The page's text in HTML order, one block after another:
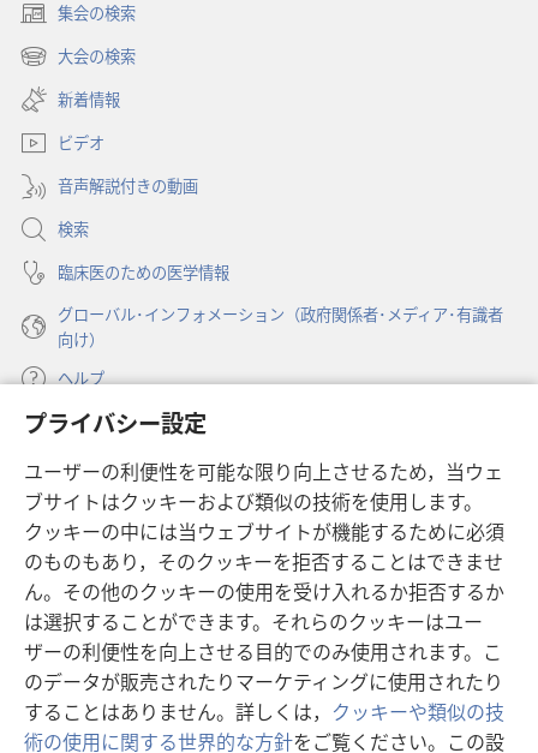
プライバシー設定
ユーザーの利便性を可能な限り向上させるため，当ウェ
ブサイトはクッキーおよび類似の技術を使用します。
クッキーの中には当ウェブサイトが機能するために必須
のものもあり，そのクッキーを拒否することはできませ
ん。その他のクッキーの使用を受け入れるか拒否するか
は選択することができます。それらのクッキーはユー
ザーの利便性を向上させる目的でのみ使用されます。こ
のデータが販売されたりマーケティングに使用されたり
することはありません。詳しくは， クッキーや類似の技
術の使用に関する世界的な方針をご覧ください。この設
集会の検索
（新
し
タ
で
開
く）
大会の検索
（新
し
い
タ
ブ
で
開
く）
新着情報
ビデオ
音声解説付きの動画
検索
臨床医のための医学情報
グローバル･インフォメーション（政府関係者･メディア･有識者
向け）
ヘルプ
寄付
し
い
タ
ブ
で
開
く）
ものみの塔 オンライン・ライブラリー
（新
し
い
タ
ブ
で
開
く）
JW Hub ®
（新
し
い
タ
ブ
で
開
く）
JW Library
Watchtower Library®